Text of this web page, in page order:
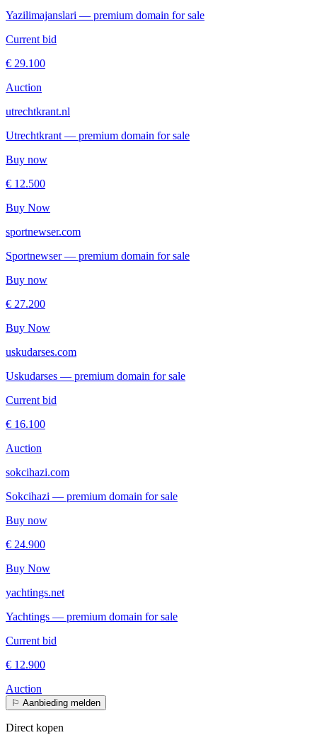
Yazilimajanslari — premium domain for sale
Current bid
€ 29.100
Auction
utrechtkrant.nl
Utrechtkrant — premium domain for sale
Buy now
€ 12.500
Buy Now
sportnewser.com
Sportnewser — premium domain for sale
Buy now
€ 27.200
Buy Now
uskudarses.com
Uskudarses — premium domain for sale
Current bid
€ 16.100
Auction
sokcihazi.com
Sokcihazi — premium domain for sale
Buy now
€ 24.900
Buy Now
yachtings.net
Yachtings — premium domain for sale
Current bid
€ 12.900
Auction
⚐ Aanbieding melden
Direct kopen